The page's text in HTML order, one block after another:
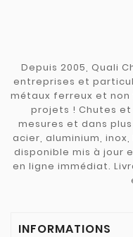
Depuis 2005, Quali
entreprises et
métaux ferreux et
projets ! Chutes
mesures et dans
acier, aluminium,
disponible mis à jour
en ligne immédiat.
INFORMATIONS